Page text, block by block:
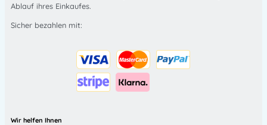
Ablauf ihres Einkaufes.
Sicher bezahlen mit:
Wir helfen Ihnen